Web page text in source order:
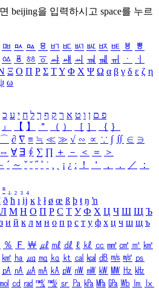
beijing을 입력하시고 space를 누르
ㅮ ㅯ ㅰ ㅱ ㅲ ㅳ ㅴ ㅵ ㅶ ㅷ ㅸ
ㅹ
ㆃ ㆄ ㆅ ㆆ ㆇ ㆈ ㆉ ㆊ ㆋ ㆌ ㆍ
ㆎ
Ξ Ο Π Ρ Σ ΤΥ Φ Χ Ψ Ω α β γ δ ε ζ η
ω
פ ם ן ו ט א ר ק ף ך ל ח י ע כ
』 【 】 ＂ （ ） ［ ］ ｛ ｝
⌒ ∂ ∇ ≡ ≒ ≪ ≫ √ ∽ ∝ ∵ ∫ ∬ ∈ ∋
⇔ ∀ ∃ ∮ ∑ ∏ ＋ － ＜ ＝
＞
´ ～ ˇ ˘ ˝ ˚ ˙ ¸ ¡ ¿ ː ！ ＇ ， ． ／
：
ⁿ ₁ ₂ ₃ ₄
ð ħ ı ĳ ĸ ŀ ł ø œ ß þ ŧ ŋ ŉ
Л М Н О П Р С Т У Ф Х Ц Ч Ш Щ Ъ
з и й к л м н о п р с т у ф х ц ч ш щ ъ
％ Ｆ ￦ ㎕ ㎖ ㎗ ℓ ㎘ ㏄ ㎣ ㎤ ㎥ ㎦
㎢ ㏊ ㎍ ㎎ ㎏ ㏏ ㎈ ㎉ ㏈ ㎧ ㎨ ㎰
㎀ ㎁ ㎂ ㎃ ㎄ ㎺ ㎻ ㎽ ㎾ ㎿ ㎐ ㎑
㏖ ㏅ ㎭ ㎮ ㎯ ㏛ ㎩ ㎪ ㎫ ㎬ ㏝ ㏐
㏓